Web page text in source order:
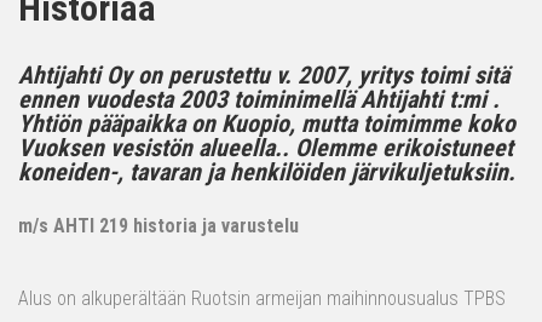
Ahtijahti Oy on perustettu v. 2007, yritys toimi sitä
ennen vuodesta 2003 toiminimellä Ahtijahti t:mi .
Yhtiön pääpaikka on Kuopio, mutta toimimme koko
Vuoksen vesistön alueella.. Olemme erikoistuneet
koneiden-, tavaran ja henkilöiden järvikuljetuksiin.
m/s AHTI 219 historia ja varustelu
Alus on alkuperältään Ruotsin armeijan maihinnousualus TPBS